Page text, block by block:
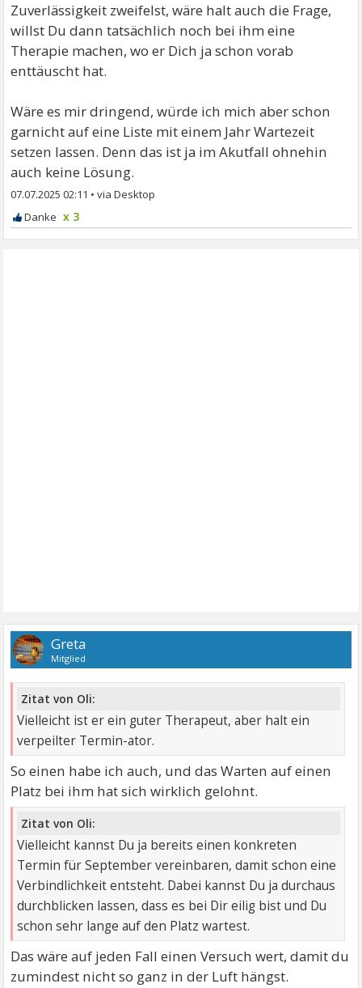
Zuverlässigkeit zweifelst, wäre halt auch die Frage,
willst Du dann tatsächlich noch bei ihm eine
Therapie machen, wo er Dich ja schon vorab
enttäuscht hat.
Wäre es mir dringend, würde ich mich aber schon
garnicht auf eine Liste mit einem Jahr Wartezeit
setzen lassen. Denn das ist ja im Akutfall ohnehin
auch keine Lösung.
07.07.2025 02:11 •
x 3
Greta
Mitglied
Zitat von Oli:
Vielleicht ist er ein guter Therapeut, aber halt ein
verpeilter Termin-ator.
So einen habe ich auch, und das Warten auf einen
Platz bei ihm hat sich wirklich gelohnt.
Zitat von Oli:
Vielleicht kannst Du ja bereits einen konkreten
Termin für September vereinbaren, damit schon eine
Verbindlichkeit entsteht. Dabei kannst Du ja durchaus
durchblicken lassen, dass es bei Dir eilig bist und Du
schon sehr lange auf den Platz wartest.
Das wäre auf jeden Fall einen Versuch wert, damit du
zumindest nicht so ganz in der Luft hängst.